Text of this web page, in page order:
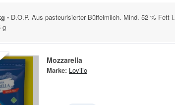
- D.O.P. Aus pasteurisierter Büffelmilch. Mind. 52 % Fett i.
g
Mozzarella
Marke: Lovilio